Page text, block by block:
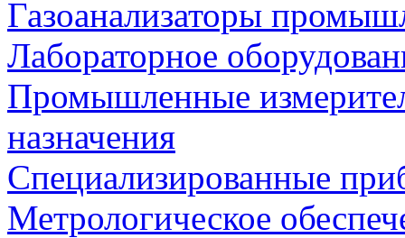
Газоанализаторы
Лабораторное
Промышленные
назначения
Специализированные
Метрологическое